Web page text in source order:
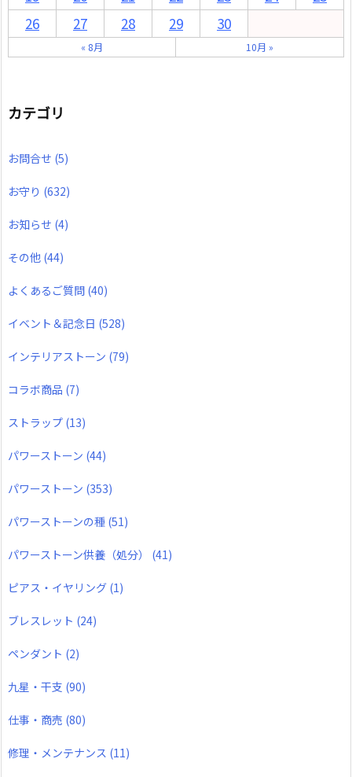
26
27 28 29 30
« 8月 10月 »
カテゴリ
お問合せ (5)
お守り (632)
お知らせ (4)
その他 (44)
よくあるご質問 (40)
イベント＆記念日 (528)
インテリアストーン (79)
コラボ商品 (7)
ストラップ (13)
パワーストーン (44)
パワーストーン (353)
パワーストーンの種 (51)
パワーストーン供養（処分） (41)
ピアス・イヤリング (1)
ブレスレット (24)
ペンダント (2)
九星・干支 (90)
仕事・商売 (80)
修理・メンテナンス (11)